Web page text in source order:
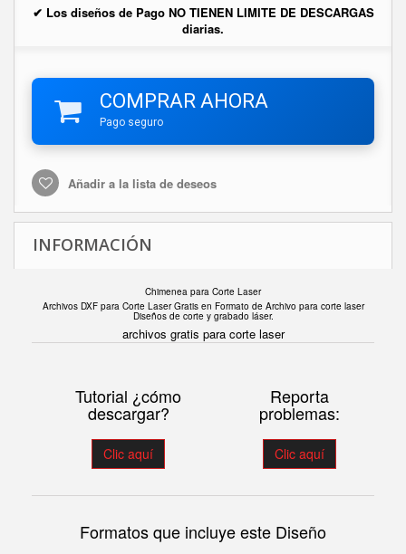
✔ Los diseños de Pago NO TIENEN LIMITE DE DESCARGAS
diarias.
COMPRAR AHORA
Pago seguro
Añadir a la lista de deseos
INFORMACIÓN
Chimenea para Corte Laser
Archivos DXF para Corte Laser Gratis en Formato de Archivo para corte laser
Diseños de corte y grabado láser.
archivos gratis para corte laser
Tutorial ¿cómo
descargar?
Clic aquí
Reporta
problemas:
Clic aquí
Formatos que incluye este Diseño